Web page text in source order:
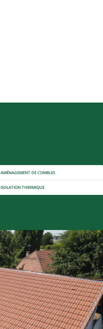
AMÉNAGEMENT DE COMBLES
ISOLATION THERMIQUE